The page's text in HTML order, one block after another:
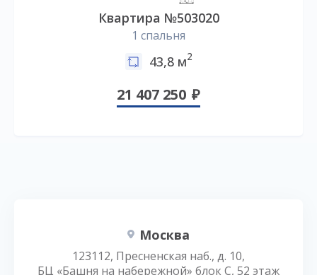
Квартира №503020
1 спальня
43,8 м2
21 407 250
Москва
123112, Пресненская наб., д. 10,
БЦ «Башня на набережной» блок С, 52 этаж